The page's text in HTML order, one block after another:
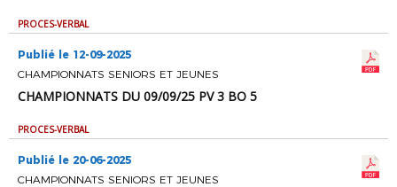
PROCES-VERBAL
Publié le 12-09-2025
CHAMPIONNATS SENIORS ET JEUNES
CHAMPIONNATS DU 09/09/25 PV 3 BO 5
PROCES-VERBAL
Publié le 20-06-2025
CHAMPIONNATS SENIORS ET JEUNES